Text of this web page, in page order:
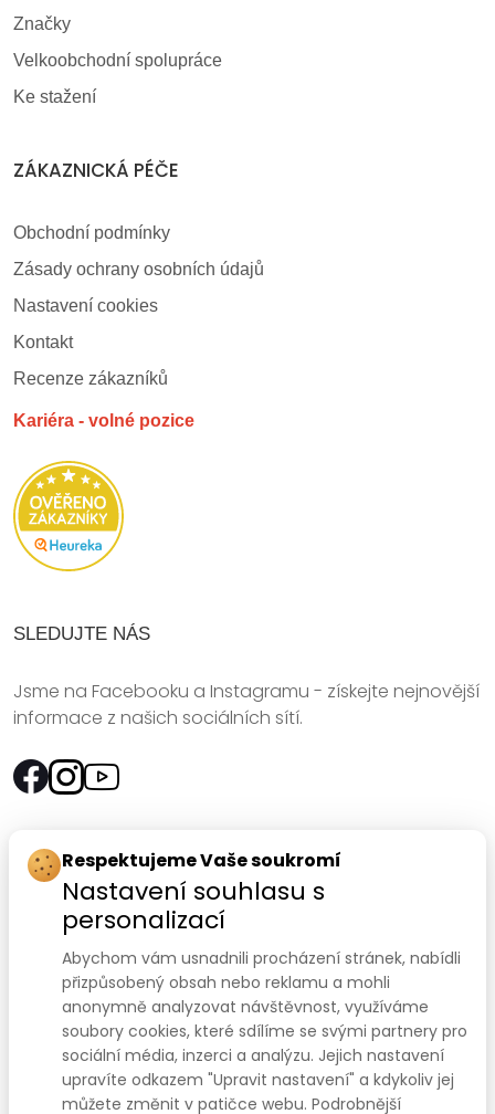
Značky
Velkoobchodní spolupráce
Ke stažení
ZÁKAZNICKÁ PÉČE
Obchodní podmínky
Zásady ochrany osobních údajů
Nastavení cookies
Kontakt
Recenze zákazníků
Kariéra - volné pozice
SLEDUJTE NÁS
Jsme na Facebooku a Instagramu - získejte nejnovější
informace z našich sociálních sítí.
Rychlý kontakt:
SANOMED, spol. s r.o.
Palackého třída 240/75
612 00 Brno-Královo Pole
Prodejna:+420 541 422 911,+420 541 422 912
e-mail:prodejna@sanomed.cz
Respektujeme Vaše soukromí
Nastavení souhlasu s
personalizací
Abychom vám usnadnili procházení stránek, nabídli
přizpůsobený obsah nebo reklamu a mohli
anonymně analyzovat návštěvnost, využíváme
soubory cookies, které sdílíme se svými partnery pro
sociální média, inzerci a analýzu. Jejich nastavení
upravíte odkazem "Upravit nastavení" a kdykoliv jej
můžete změnit v patičce webu. Podrobnější